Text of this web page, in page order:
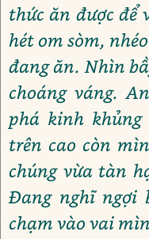
thức ăn được để
hét om sòm,
đang ăn. Nhìn
choáng váng.
phá kinh
trên cao còn
chúng vừa tàn
Đang nghĩ ngợi
chạm vào vai